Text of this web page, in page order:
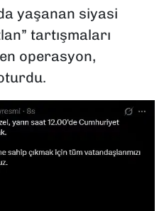
yaşanan siyasi
tartışmaları
operasyon,